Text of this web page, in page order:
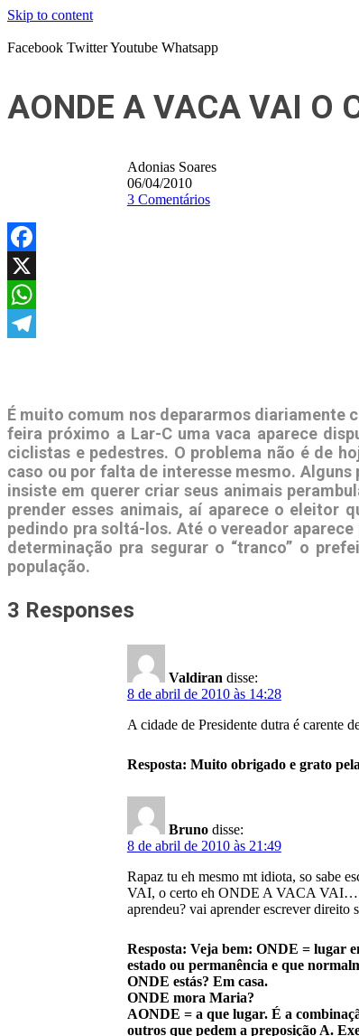
Skip to content
Facebook TwitterYoutube Whatsapp
AONDE A VACA VAI O
Adonias Soares
06/04/2010
3 Comentários
Facebook
X
WhatsApp
É muito comum nos depararmos diariamente
feira próximo a Lar-C uma vaca aparece
ciclistas e pedestres. O problema não é de
caso ou por falta de interesse mesmo.
insiste em querer criar seus animais
prender esses animais, aí aparece o eleitor
pedindo pra soltá-los. Até o vereador
determinação pra segurar o “tranco” o
população.
3 Responses
Valdiran disse:
8 de abril de 2010 às 14:28
A cidade de Presidente dutra é carente
Resposta: Muito obrigado e grato
Bruno disse:
8 de abril de 2010 às 21:49
Rapaz tu eh mesmo mt idiota, so sabe
VAI, o certo eh ONDE A VACA VAI…
aprendeu? vai aprender escrever direito
Resposta: Veja bem: ONDE = lugar
estado ou permanência e que
ONDE estás? Em casa.
ONDE mora Maria?
AONDE = a que lugar. É a
outros que pedem a preposição A.